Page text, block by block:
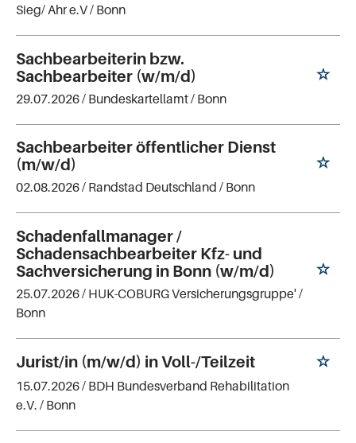
Sieg/ Ahr e.V/ Bonn
Sachbearbeiterin bzw.
Sachbearbeiter (w/m/d)
29.07.2026 / Bundeskartellamt/ Bonn
Sachbearbeiter öffentlicher Dienst
(m/w/d)
02.08.2026 / Randstad Deutschland / Bonn
Schadenfallmanager /
Schadensachbearbeiter Kfz- und
Sachversicherung in Bonn (w/m/d)
25.07.2026 / HUK-COBURG Versicherungsgruppe' /
Bonn
Jurist/in (m/w/d) in Voll-/Teilzeit
15.07.2026 / BDH Bundesverband Rehabilitation
e.V. / Bonn